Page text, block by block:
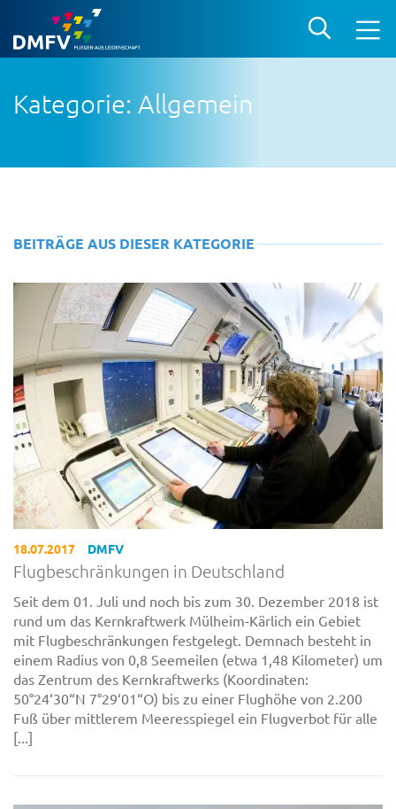
Kategorie: Allgemein
BEITRÄGE AUS DIESER KATEGORIE
18.07.2017 DMFV
Flugbeschränkungen in Deutschland
Seit dem 01. Juli und noch bis zum 30. Dezember 2018 ist
rund um das Kernkraftwerk Mülheim-Kärlich ein Gebiet
mit Flugbeschränkungen festgelegt. Demnach besteht in
einem Radius von 0,8 Seemeilen (etwa 1,48 Kilometer) um
das Zentrum des Kernkraftwerks (Koordinaten:
50°24‘30“N 7°29‘01“O) bis zu einer Flughöhe von 2.200
Fuß über mittlerem Meeresspiegel ein Flugverbot für alle
[...]